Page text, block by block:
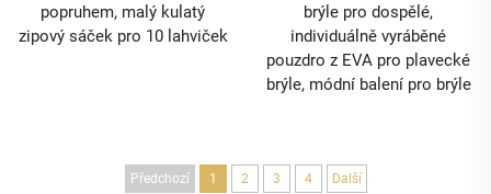
popruhem, malý kulatý
zipový sáček pro 10 lahviček
brýle pro dospělé,
individuálně vyráběné
pouzdro z EVA pro plavecké
brýle, módní balení pro brýle
Předchozí 1 2 3 4 Další